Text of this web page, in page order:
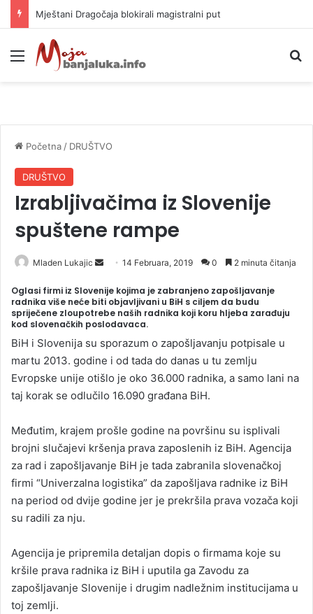
Mještani Dragočaja blokirali magistralni put
Meni
Početna / DRUŠTVO
DRUŠTVO
Izrabljivačima iz Slovenije
spuštene rampe
Mladen Lukajic
n
d
a
n
e
m
a
l
14 Februara, 2019 0 2 minuta čitanja
Oglasi firmi iz Slovenije kojima je zabranjeno zapošljavanje
radnika više neće biti objavljivani u BiH s ciljem da budu
spriječene zloupotrebe naših radnika koji koru hljeba zarađuju
kod slovenačkih poslodavaca.
BiH i Slovenija su sporazum o zapošljavanju potpisale u
martu 2013. godine i od tada do danas u tu zemlju
Evropske unije otišlo je oko 36.000 radnika, a samo lani na
taj korak se odlučilo 16.090 građana BiH.
Međutim, krajem prošle godine na površinu su isplivali
brojni slučajevi kršenja prava zaposlenih iz BiH. Agencija
za rad i zapošljavanje BiH je tada zabranila slovenačkoj
firmi “Univerzalna logistika” da zapošljava radnike iz BiH
na period od dvije godine jer je prekršila prava vozača koji
su radili za nju.
Agencija je pripremila detaljan dopis o firmama koje su
kršile prava radnika iz BiH i uputila ga Zavodu za
zapošljavanje Slovenije i drugim nadležnim institucijama u
toj zemlji.